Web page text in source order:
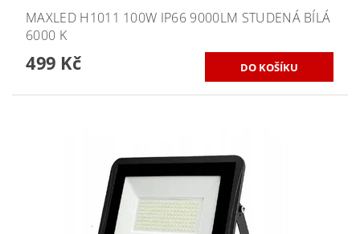
MAXLED H1011 100W IP66 9000LM STUDENÁ BÍLÁ
6000 K
499 Kč